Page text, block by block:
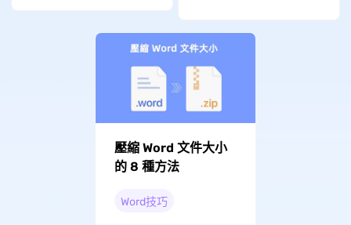
壓縮 Word 文件大小
的 8 種方法
Word技巧